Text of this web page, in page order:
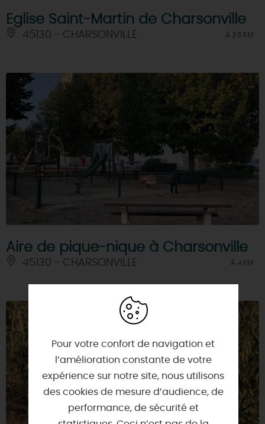
Eglise Saint-Martin de Charsonville
45130 - CHARSONVILLE À 3.5 KM
Aire de pique-nique à Charsonville
45130 - CHARSONVILLE À 4 KM
Pour votre confort de navigation et
l’amélioration constante de votre
expérience sur notre site, nous utilisons
des cookies de mesure d’audience, de
performance, de sécurité et